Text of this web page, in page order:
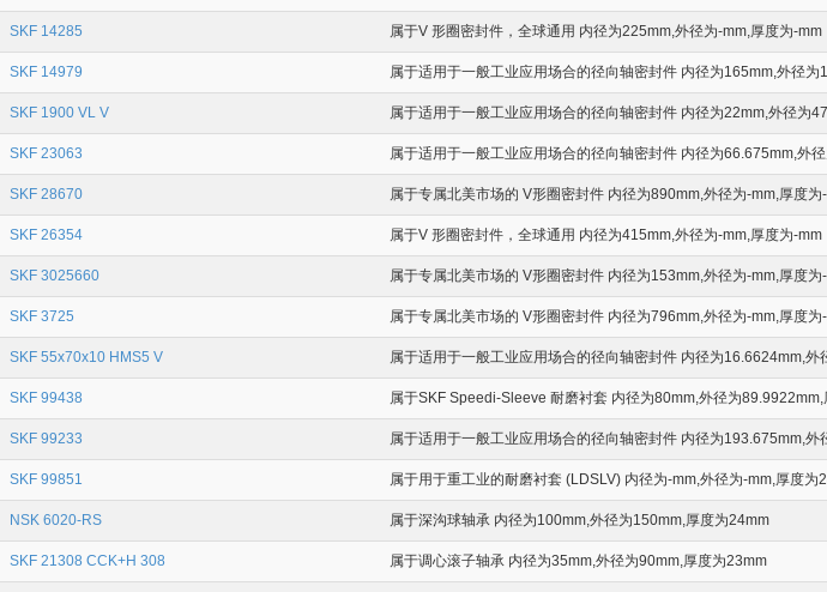
SKF 14285 属于V 形圈密封件，全球通用 内径为225mm,外径为-mm,厚度为-mm
SKF 14979 属于适用于一般工业应用场合的径向轴密封件 内径为165mm,外径为
SKF 1900 VL V 属于适用于一般工业应用场合的径向轴密封件 内径为22mm,外径为
SKF 23063 属于适用于一般工业应用场合的径向轴密封件 内径为66.675mm,外
SKF 28670 属于专属北美市场的 V形圈密封件 内径为890mm,外径为-mm,厚度为
SKF 26354 属于V 形圈密封件，全球通用 内径为415mm,外径为-mm,厚度为-mm
SKF 3025660 属于专属北美市场的 V形圈密封件 内径为153mm,外径为-mm,厚度为
SKF 3725 属于专属北美市场的 V形圈密封件 内径为796mm,外径为-mm,厚度为
SKF 55x70x10 HMS5 V 属于适用于一般工业应用场合的径向轴密封件 内径为16.6624mm,
SKF 99438 属于SKF Speedi-Sleeve 耐磨衬套 内径为80mm,外径为
SKF 99233 属于适用于一般工业应用场合的径向轴密封件 内径为193.675mm,
SKF 99851 属于用于重工业的耐磨衬套 (LDSLV) 内径为-mm,外径为-mm,厚度为
NSK 6020-RS 属于深沟球轴承 内径为100mm,外径为150mm,厚度为24mm
SKF 21308 CCK+H 308 属于调心滚子轴承 内径为35mm,外径为90mm,厚度为23mm